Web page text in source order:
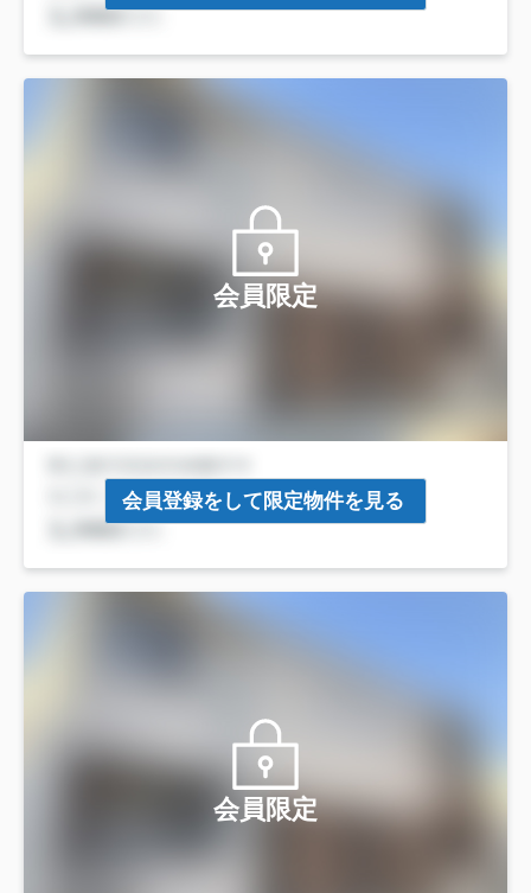
会員限定
会員登録をして限定物件を見る
会員限定